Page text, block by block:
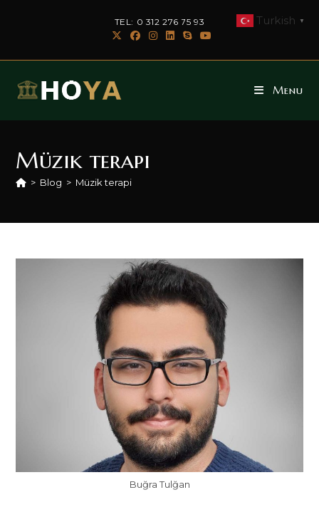
TEL: 0 312 276 75 93
Menu
Müzik terapi
> Blog > Müzik terapi
Buğra Tulğan
Turkish ▼